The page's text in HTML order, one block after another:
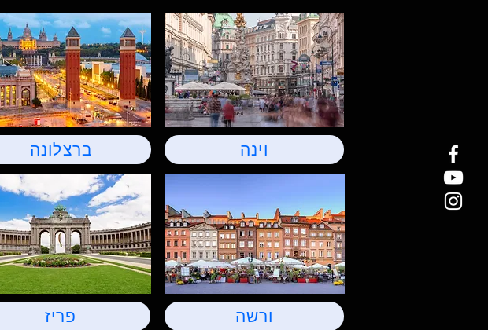
ברצלונה
פריז
וינה
ורשה